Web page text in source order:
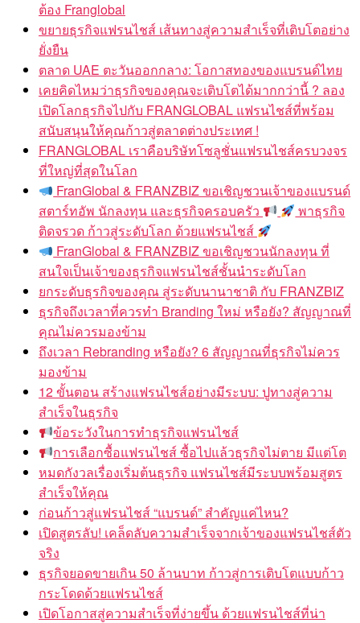
ต้อง Franglobal
ขยายธุรกิจแฟรนไชส์ เส้นทางสู่ความสำเร็จที่เติบโตอย่าง
ยั่งยืน
ตลาด UAE ตะวันออกกลาง: โอกาสทองของแบรนด์ไทย
เคยคิดไหมว่าธุรกิจของคุณจะเติบโตได้มากกว่านี้ ? ลอง
เปิดโลกธุรกิจไปกับ FRANGLOBAL แฟรนไชส์ที่พร้อม
สนับสนุนให้คุณก้าวสู่ตลาดต่างประเทศ !
FRANGLOBAL เราคือบริษัทโซลูชั่นแฟรนไชส์ครบวงจร
ที่ใหญ่ที่สุดในโลก
FranGlobal & FRANZBIZ ขอเชิญชวนเจ้าของแบรนด์
สตาร์ทอัพ นักลงทุน และธุรกิจครอบครัว
พาธุรกิจ
ติดจรวด ก้าวสู่ระดับโลก ด้วยแฟรนไชส์
FranGlobal & FRANZBIZ ขอเชิญชวนนักลงทุน ที่
สนใจเป็นเจ้าของธุรกิจแฟรนไชส์ชั้นนำระดับโลก
ยกระดับธุรกิจของคุณ สู่ระดับนานาชาติ กับ FRANZBIZ
ธุรกิจถึงเวลาที่ควรทำ Branding ใหม่ หรือยัง? สัญญาณที่
คุณไม่ควรมองข้าม
ถึงเวลา Rebranding หรือยัง? 6 สัญญาณที่ธุรกิจไม่ควร
มองข้าม
12 ขั้นตอน สร้างแฟรนไชส์อย่างมีระบบ: ปูทางสู่ความ
สำเร็จในธุรกิจ
ข้อระวังในการทำธุรกิจแฟรนไชส์
การเลือกซื้อแฟรนไชส์ ซื้อไปแล้วธุรกิจไม่ตาย มีแต่โต
หมดกังวลเรื่องเริ่มต้นธุรกิจ แฟรนไชส์มีระบบพร้อมสูตร
สำเร็จให้คุณ
ก่อนก้าวสู่แฟรนไชส์ “แบรนด์” สำคัญแค่ไหน?
เปิดสูตรลับ! เคล็ดลับความสำเร็จจากเจ้าของแฟรนไชส์ตัว
จริง
ธุรกิจยอดขายเกิน 50 ล้านบาท ก้าวสู่การเติบโตแบบก้าว
กระโดดด้วยแฟรนไชส์
เปิดโอกาสสู่ความสำเร็จที่ง่ายขึ้น ด้วยแฟรนไชส์ที่น่า